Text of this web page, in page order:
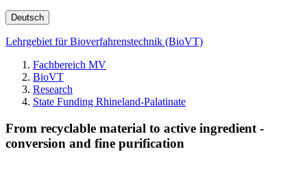
Deutsch
Lehrgebiet für Bioverfahrenstechnik (BioVT)
Fachbereich MV
BioVT
Research
State Funding Rhineland-Palatinate
From recyclable material to active ingredient -
conversion and fine purification